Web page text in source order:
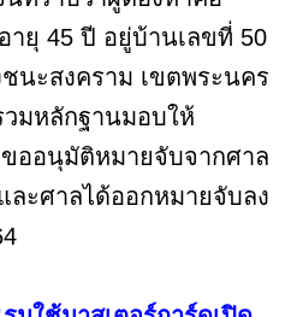
ยุ 45 ปี อยู่บ้านเลขที่ 50
นะสงคราม เขตพระนคร
วมหลักฐานมอบให้
ออนุมัติหมายจับจากศาล
ละศาลได้ออกหมายจับลง